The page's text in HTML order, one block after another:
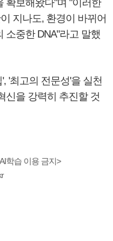
확보해왔다"며 "이러한
지나도, 환경이 바뀌어
소중한 DNA"라고 말했
'최고의 전문성'을 실천
신을 강력히 추진할 것
학습 이용 금지>